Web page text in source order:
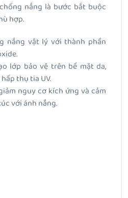
nắng là bước bắt buộc
hợp.
nắng vật lý với thành phần
lớp bảo vệ trên bề mặt da,
thụ tia UV.
nguy cơ kích ứng và cảm
với ánh nắng.